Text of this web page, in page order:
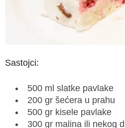
Sastojci:
500 ml slatke pavlake
200 gr šećera u prahu
500 gr kisele pavlake
300 gr malina ili nekog